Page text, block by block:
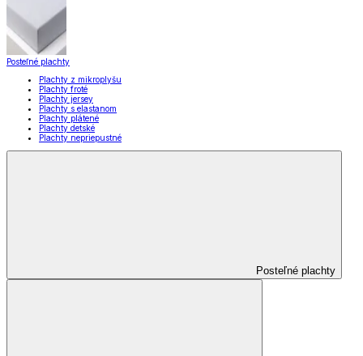
Posteľné plachty
Plachty z mikroplyšu
Plachty froté
Plachty jersey
Plachty s elastanom
Plachty plátené
Plachty detské
Plachty nepriepustné
Posteľné plachty